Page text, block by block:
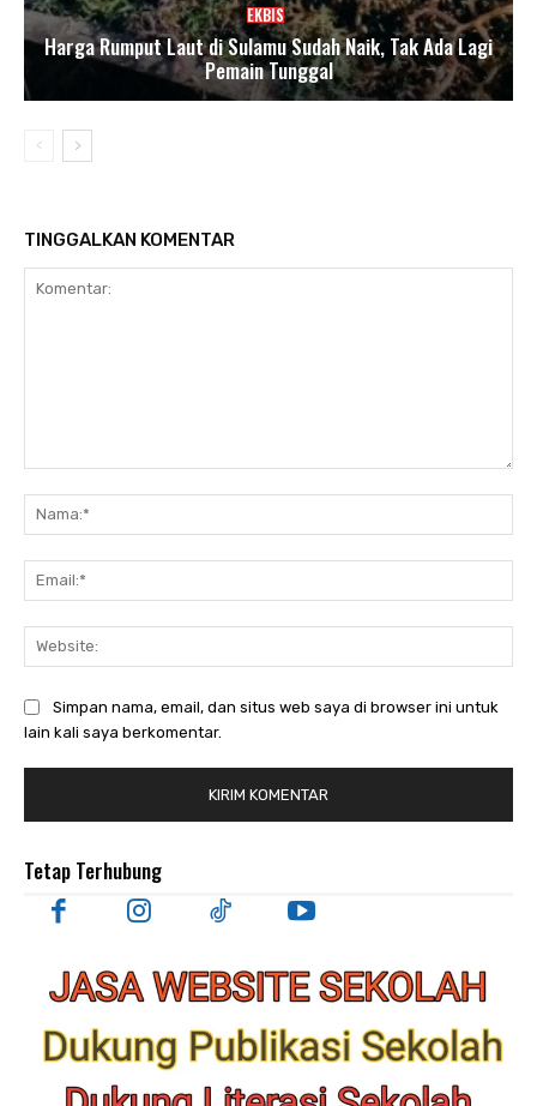
EKBIS
Harga Rumput Laut di Sulamu Sudah Naik, Tak Ada Lagi
Pemain Tunggal
TINGGALKAN KOMENTAR
Simpan nama, email, dan situs web saya di browser ini untuk
lain kali saya berkomentar.
Tetap Terhubung